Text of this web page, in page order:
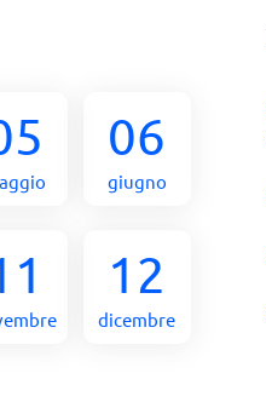
06
giugno
12
dicembre